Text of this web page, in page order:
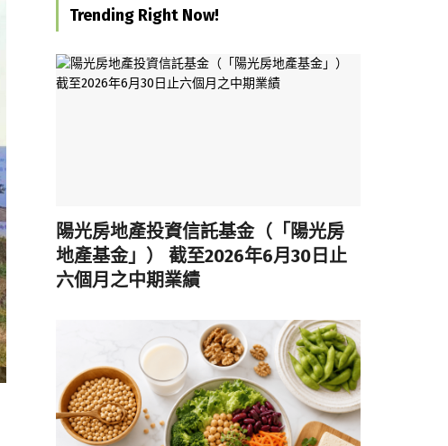
Trending Right Now!
陽光房地產投資信託基金（「陽光房
地產基金」） 截至2026年6月30日止
六個月之中期業績